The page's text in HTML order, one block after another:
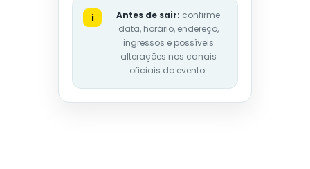
i Antes de sair: confirme
data, horário, endereço,
ingressos e possíveis
alterações nos canais
oficiais do evento.